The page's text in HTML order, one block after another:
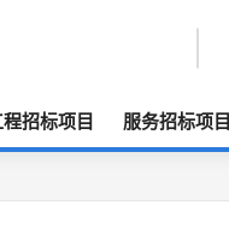
程招标项目 服务招标项目